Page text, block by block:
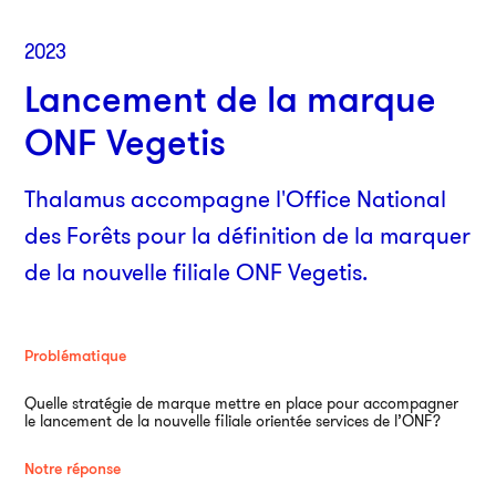
2023
Lancement de la marque
ONF Vegetis
Thalamus accompagne l'Office National
des Forêts pour la définition de la marquer
de la nouvelle filiale ONF Vegetis.
Problématique
Quelle stratégie de marque mettre en place pour accompagner
le lancement de la nouvelle filiale orientée services de l’ONF?
Notre réponse